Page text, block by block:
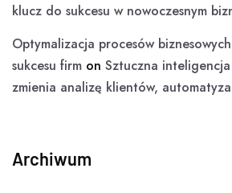
klucz do sukcesu w nowoczesnym
Optymalizacja procesów
sukcesu firm on Sztuczna inteligencja
zmienia analizę klientów,
Archiwum